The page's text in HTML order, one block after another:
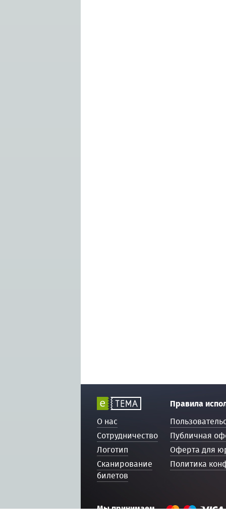
О нас
Сотрудничество
Логотип
Сканирование
билетов
Правила
Публичная
Оферта для
Политика
Мы принимаем